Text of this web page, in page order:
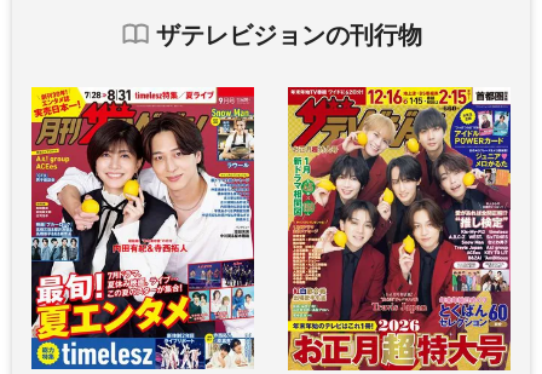
ザテレビジョンの刊行物